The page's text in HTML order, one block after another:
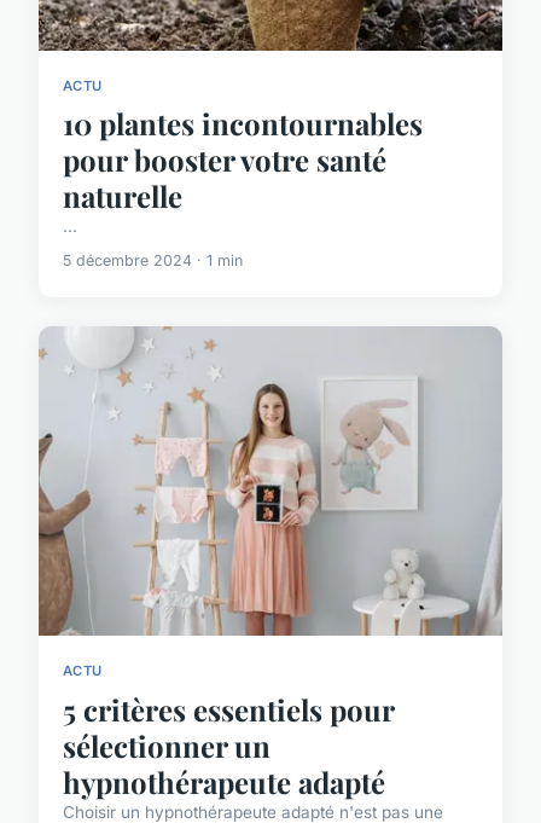
ACTU
10 plantes incontournables
pour booster votre santé
naturelle
...
5 décembre 2024 · 1 min
ACTU
5 critères essentiels pour
sélectionner un
hypnothérapeute adapté
Choisir un hypnothérapeute adapté n'est pas une